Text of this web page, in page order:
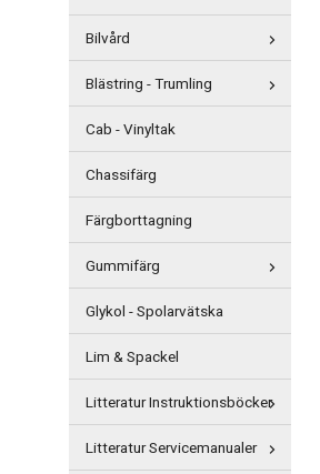
Bilvård
Blästring - Trumling
Cab - Vinyltak
Chassifärg
Färgborttagning
Gummifärg
Glykol - Spolarvätska
Lim & Spackel
Litteratur Instruktionsböcker
Litteratur Servicemanualer